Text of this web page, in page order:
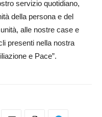
servizio quotidiano,
della persona e del
alle nostre case e
presenti nella nostra
e Pace”.